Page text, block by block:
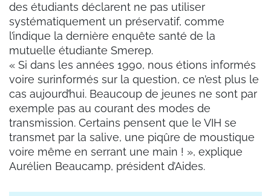
des étudiants déclarent ne pas utiliser
systématiquement un préservatif, comme
l’indique la dernière enquête santé de la
mutuelle étudiante Smerep.
« Si dans les années 1990, nous étions informés
voire surinformés sur la question, ce n’est plus le
cas aujourd’hui. Beaucoup de jeunes ne sont par
exemple pas au courant des modes de
transmission. Certains pensent que le VIH se
transmet par la salive, une piqûre de moustique
voire même en serrant une main ! », explique
Aurélien Beaucamp, président d’Aides.